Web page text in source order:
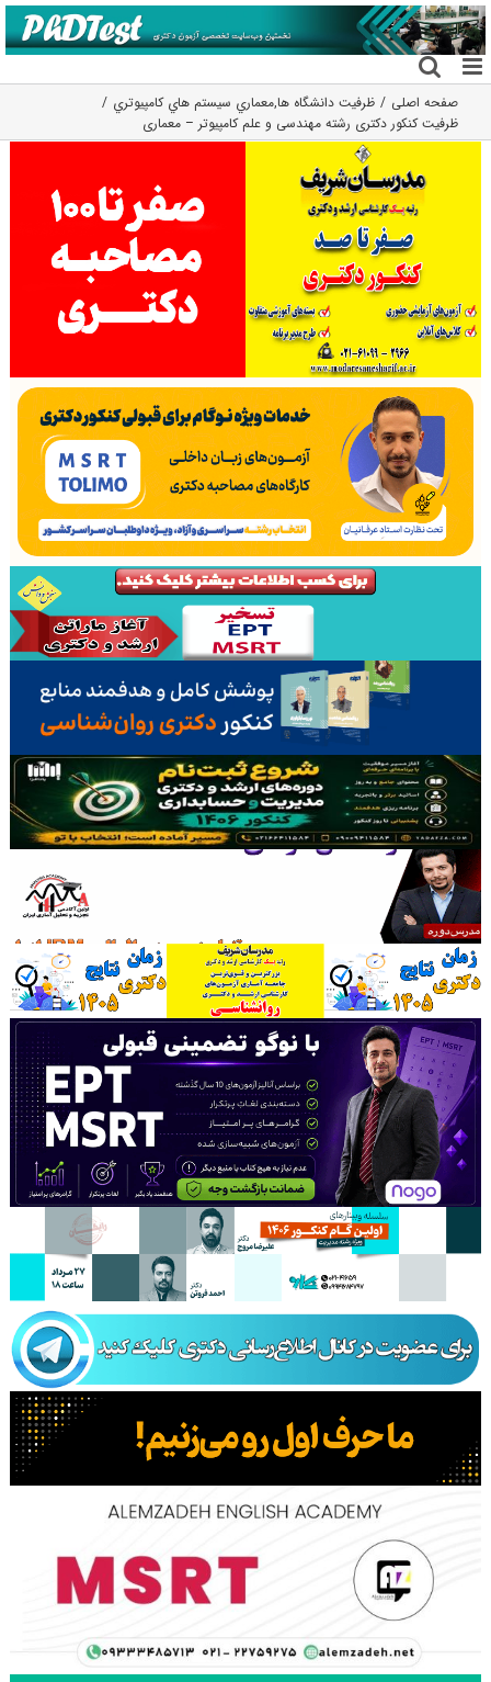
رفتن
به
محتوا
صفحه اصلی ظرفیت دانشگاه ها,معماري سيستم هاي كامپيوتري
ظرفیت کنکور دکتری رشته مهندسی و علم کامپیوتر – معماری